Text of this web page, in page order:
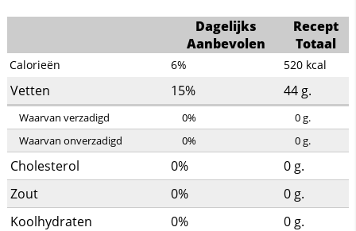
Dagelijks
Aanbevolen
Recept
Totaal
Calorieën 6% 520 kcal
Vetten 15% 44 g.
Waarvan verzadigd 0% 0g.
Waarvan onverzadigd
0% 0g.
Cholesterol 0% 0 g.
Zout
0% 0 g.
Koolhydraten
0% 0 g.